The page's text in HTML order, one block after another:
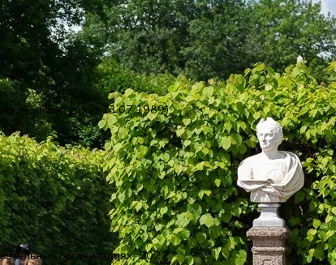
институт (по 13.07.1989)
организациях, 2022